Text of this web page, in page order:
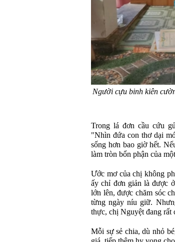
Người cựu binh kiên
Trong lá đơn cầu cứu
"Nhìn đứa con thơ dại
sống hơn bao giờ hết.
làm tròn bổn phận của
Ước mơ của chị không
ấy chỉ đơn giản là được
lớn lên, được chăm sóc
từng ngày níu giữ.
thực, chị Nguyệt đang rất
Mỗi sự sẻ chia, dù nhỏ